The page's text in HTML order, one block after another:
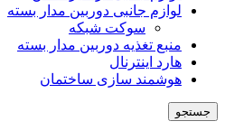
لوازم جانبی دوربین مدار بسته
سوکت شبکه
منبع تغذیه دوربین مدار بسته
هارد اینترنال
هوشمند سازی ساختمان
جستجو